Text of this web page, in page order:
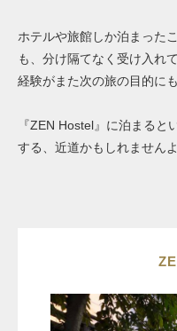
ホテルや旅館しか泊まった
も、分け隔てなく受け入れ
経験がまた次の旅の目的に
『ZEN Hostel』に泊まると
する、近道かもしれませんよ